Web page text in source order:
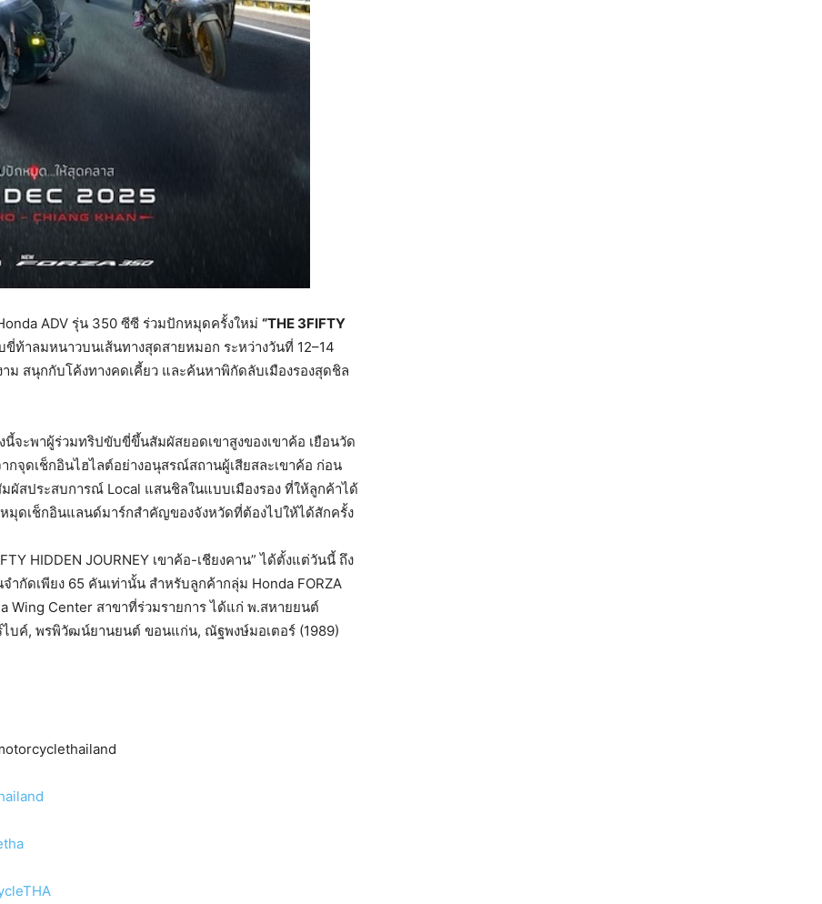
ADV รุ่น 350 ซีซี ร่วมปักหมุดครั้งใหม่ “THE 3FIFTY
ท้าลมหนาวบนเส้นทางสุดสายหมอก ระหว่างวันที่ 12–14
ม สนุกกับโค้งทางคดเคี้ยว และค้นหาพิกัดลับเมืองรองสุดชิล
นี้จะพาผู้ร่วมทริปขับขี่ขึ้นสัมผัสยอดเขาสูงของเขาค้อ เยือนวัด
จุดเช็กอินไฮไลต์อย่างอนุสรณ์สถานผู้เสียสละเขาค้อ ก่อน
ผัสประสบการณ์ Local แสนชิลในแบบเมืองรอง ที่ให้ลูกค้าได้
ดเช็กอินแลนด์มาร์กสำคัญของจังหวัดที่ต้องไปให้ได้สักครั้ง
HIDDEN JOURNEY เขาค้อ-เชียงคาน” ได้ตั้งแต่วันนี้ ถึง
กัดเพียง 65 คันเท่านั้น สำหรับลูกค้ากลุ่ม Honda FORZA
Wing Center สาขาที่ร่วมรายการ ได้แก่ พ.สหายยนต์
บค์, พรพิวัฒน์ยานยนต์ ขอนแก่น, ณัฐพงษ์มอเตอร์ (1989)